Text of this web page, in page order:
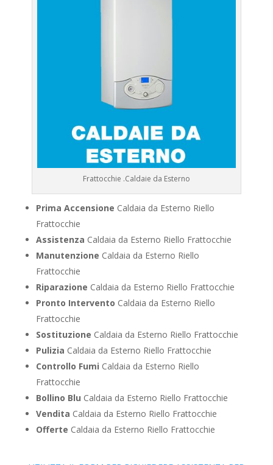
Frattocchie .Caldaie da Esterno
Prima Accensione Caldaia da Esterno Riello
Frattocchie
Assistenza Caldaia da Esterno Riello Frattocchie
Manutenzione Caldaia da Esterno Riello
Frattocchie
Riparazione Caldaia da Esterno Riello Frattocchie
Pronto Intervento Caldaia da Esterno Riello
Frattocchie
Sostituzione Caldaia da Esterno Riello Frattocchie
Pulizia Caldaia da Esterno Riello Frattocchie
Controllo Fumi Caldaia da Esterno Riello
Frattocchie
Bollino Blu Caldaia da Esterno Riello Frattocchie
Vendita Caldaia da Esterno Riello Frattocchie
Offerte Caldaia da Esterno Riello Frattocchie